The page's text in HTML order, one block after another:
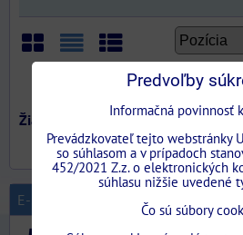
ZoznamTabuľka
E-SHOP
STAVEBNÉ PUZDRA
Predvoľby
Informačná povinnosť
Prevádzkovateľ tejto webstránky
so súhlasom a v prípadoch
452/2021 Z.z. o elektronických
súhlasu nižšie uvedené
Čo sú súbory